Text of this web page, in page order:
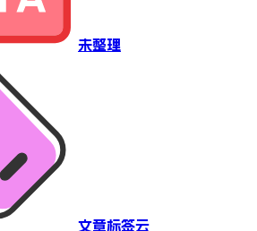
未整理
文章标签云